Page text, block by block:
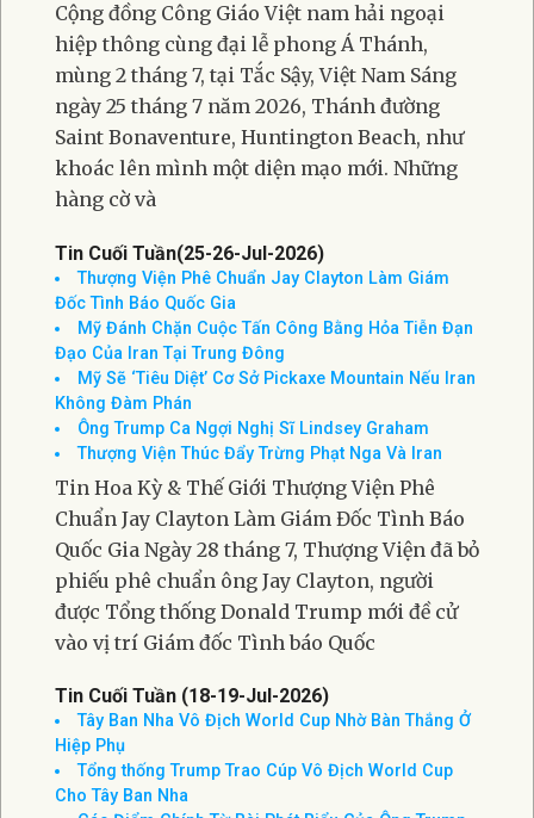
Cộng đồng Công Giáo Việt nam hải ngoại
hiệp thông cùng đại lễ phong Á Thánh,
mùng 2 tháng 7, tại Tắc Sậy, Việt Nam Sáng
ngày 25 tháng 7 năm 2026, Thánh đường
Saint Bonaventure, Huntington Beach, như
khoác lên mình một diện mạo mới. Những
hàng cờ và
Tin Cuối Tuần(25-26-Jul-2026)
Thượng Viện Phê Chuẩn Jay Clayton Làm Giám
Đốc Tình Báo Quốc Gia
Mỹ Đánh Chặn Cuộc Tấn Công Bằng Hỏa Tiễn Đạn
Đạo Của Iran Tại Trung Đông
Mỹ Sẽ ‘Tiêu Diệt’ Cơ Sở Pickaxe Mountain Nếu Iran
Không Đàm Phán
Ông Trump Ca Ngợi Nghị Sĩ Lindsey Graham
Thượng Viện Thúc Đẩy Trừng Phạt Nga Và Iran
Tin Hoa Kỳ & Thế Giới Thượng Viện Phê
Chuẩn Jay Clayton Làm Giám Đốc Tình Báo
Quốc Gia Ngày 28 tháng 7, Thượng Viện đã bỏ
phiếu phê chuẩn ông Jay Clayton, người
được Tổng thống Donald Trump mới đề cử
vào vị trí Giám đốc Tình báo Quốc
Tin Cuối Tuần (18-19-Jul-2026)
Tây Ban Nha Vô Địch World Cup Nhờ Bàn Thắng Ở
Hiệp Phụ
Tổng thống Trump Trao Cúp Vô Địch World Cup
Cho Tây Ban Nha